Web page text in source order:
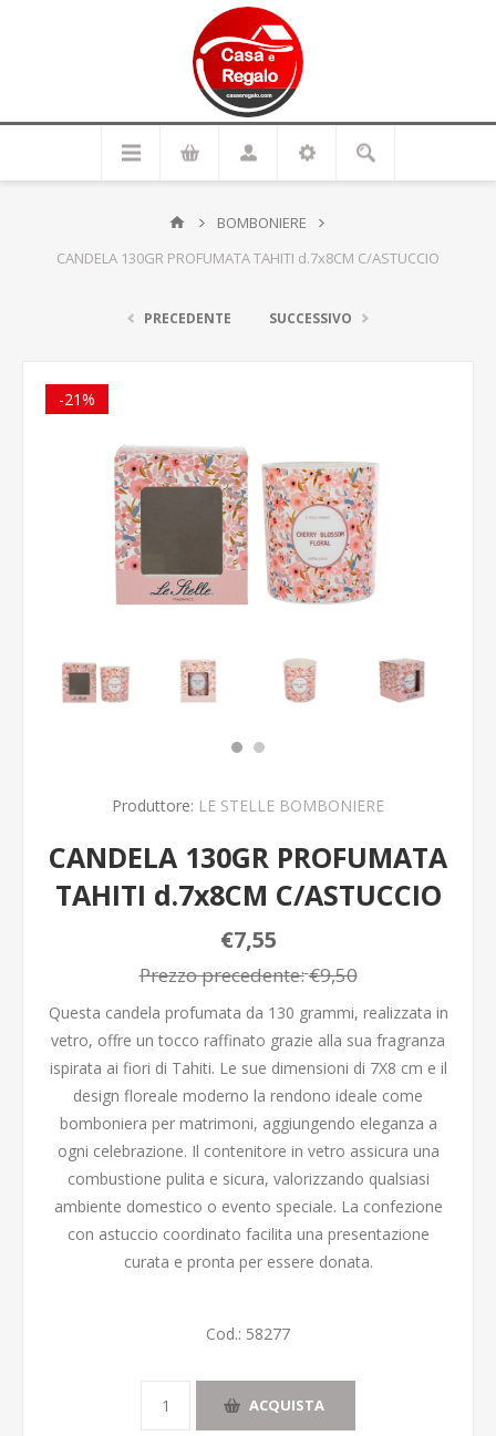
BOMBONIERE
CANDELA 130GR PROFUMATA TAHITI d.7x8CM C/ASTUCCIO
PRECEDENTE SUCCESSIVO
-21%
Produttore: LE STELLE BOMBONIERE
CANDELA 130GR PROFUMATA
TAHITI d.7x8CM C/ASTUCCIO
€7,55
Prezzo precedente:€9,50
Questa candela profumata da 130 grammi, realizzata in
vetro, offre un tocco raffinato grazie alla sua fragranza
ispirata ai fiori di Tahiti. Le sue dimensioni di 7X8 cm e il
design floreale moderno la rendono ideale come
bomboniera per matrimoni, aggiungendo eleganza a
ogni celebrazione. Il contenitore in vetro assicura una
combustione pulita e sicura, valorizzando qualsiasi
ambiente domestico o evento speciale. La confezione
con astuccio coordinato facilita una presentazione
curata e pronta per essere donata.
Cod.: 58277
ACQUISTA